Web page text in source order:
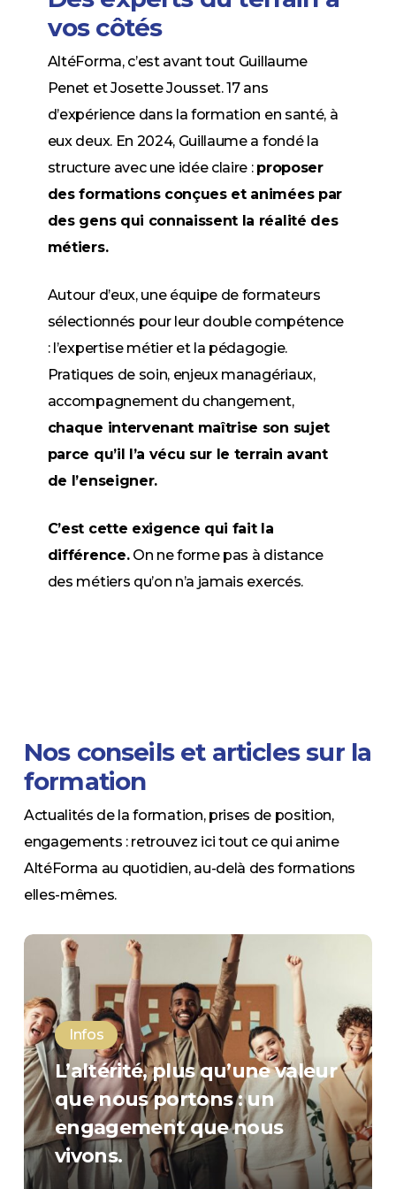
vos côtés
AltéForma, c’est avant tout Guillaume
Penet et Josette Jousset. 17 ans
d’expérience dans la formation en santé, à
eux deux. En 2024, Guillaume a fondé la
structure avec une idée claire : proposer
des formations conçues et animées par
des gens qui connaissent la réalité des
métiers.
Autour d’eux, une équipe de formateurs
sélectionnés pour leur double compétence
: l’expertise métier et la pédagogie.
Pratiques de soin, enjeux managériaux,
accompagnement du changement,
chaque intervenant maîtrise son sujet
parce qu’il l’a vécu sur le terrain avant
de l’enseigner.
C’est cette exigence qui fait la
différence.On ne forme pas à distance
des métiers qu’on n’a jamais exercés.
Nos conseils et articles sur la
formation
Actualités de la formation, prises de position,
engagements : retrouvez ici tout ce qui anime
AltéForma au quotidien, au-delà des formations
elles-mêmes.
L’altérité,
qu’une
valeur
que
nous
portons
:
un
engagement
Infos
L’altérité, plus qu’une valeur
que nous portons : un
engagement que nous
vivons.